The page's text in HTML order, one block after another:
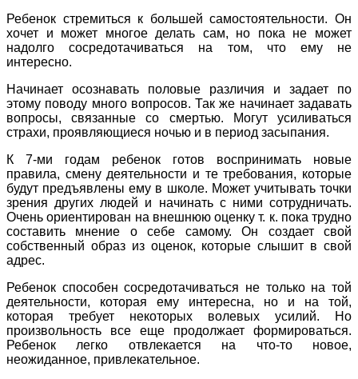
Ребенок стремиться к большей самостоятельности. Он
хочет и может многое делать сам, но пока не может
надолго сосредотачиваться на том, что ему не
интересно.
Начинает осознавать половые различия и задает по
этому поводу много вопросов. Так же начинает задавать
вопросы, связанные со смертью. Могут усиливаться
страхи, проявляющиеся ночью и в период засыпания.
К 7-ми годам ребенок готов воспринимать новые
правила, смену деятельности и те требования, которые
будут предъявлены ему в школе. Может учитывать точки
зрения других людей и начинать с ними сотрудничать.
Очень ориентирован на внешнюю оценку т. к. пока трудно
составить мнение о себе самому. Он создает свой
собственный образ из оценок, которые слышит в свой
адрес.
Ребенок способен сосредотачиваться не только на той
деятельности, которая ему интересна, но и на той,
которая требует некоторых волевых усилий. Но
произвольность все еще продолжает формироваться.
Ребенок легко отвлекается на что-то новое,
неожиданное, привлекательное.